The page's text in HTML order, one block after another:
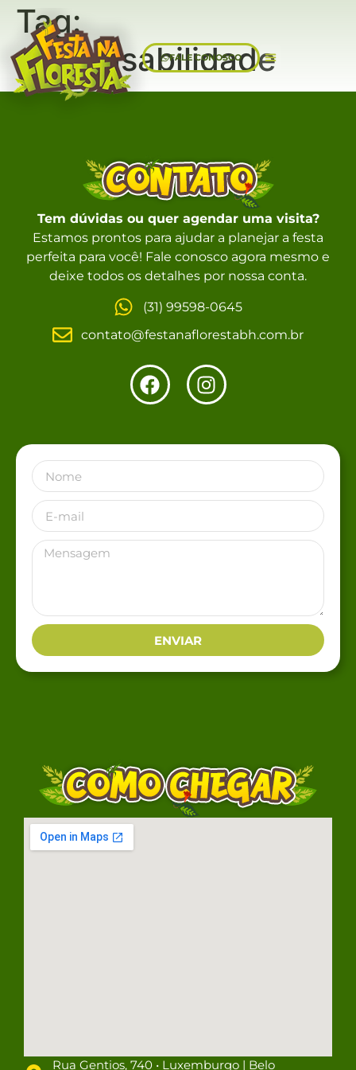
FALE CONOSCO
Tag:
responsabilidade
Tem dúvidas ou quer agendar uma visita?
Estamos prontos para ajudar a planejar a festa
perfeita para você! Fale conosco agora mesmo e
deixe todos os detalhes por nossa conta.
(31) 99598-0645
contato@festanaflorestabh.com.br
ENVIAR
Rua Gentios, 740 • Luxemburgo | Belo